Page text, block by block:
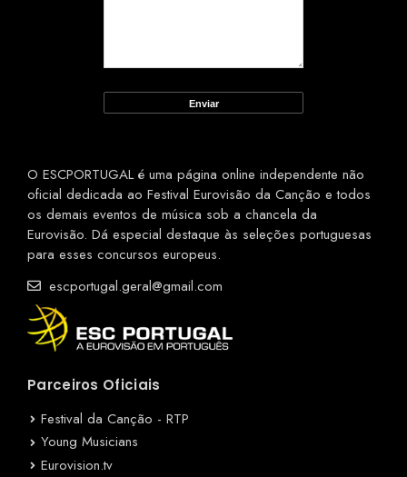
O ESCPORTUGAL é uma página online independente não
oficial dedicada ao Festival Eurovisão da Canção e todos
os demais eventos de música sob a chancela da
Eurovisão. Dá especial destaque às seleções portuguesas
para esses concursos europeus.
escportugal.geral@gmail.com
Parceiros Oficiais
Festival da Canção - RTP
Young Musicians
Eurovision.tv